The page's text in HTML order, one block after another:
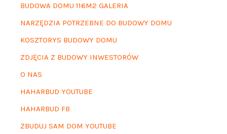
BUDOWA DOMU 116M2 GALERIA
NARZĘDZIA POTRZEBNE DO BUDOWY DOMU
KOSZTORYS BUDOWY DOMU
ZDJĘCIA Z BUDOWY INWESTORÓW
O NAS
HAHARBUD YOUTUBE
HAHARBUD FB
ZBUDUJ SAM DOM YOUTUBE